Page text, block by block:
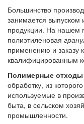
Большинство
занимается выпуском
продукции. На нашем
полиэтиленовая
применению и заказу
квалифицированным
Полимерные отходы
обработку, из
используемые в
быта, в сельском
промышленности.